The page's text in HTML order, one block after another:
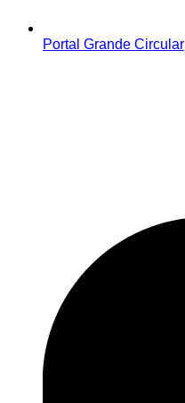
Portal Grande Circular